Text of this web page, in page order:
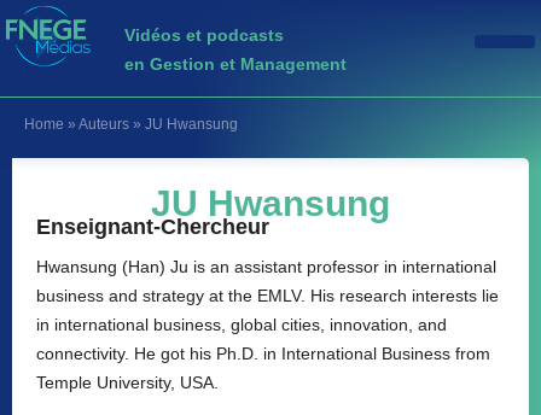
Vidéos et podcasts
en Gestion et Management
Home » Auteurs » JU Hwansung
JU Hwansung
Enseignant-Chercheur
Hwansung (Han) Ju is an assistant professor in international
business and strategy at the EMLV. His research interests lie
in international business, global cities, innovation, and
connectivity. He got his Ph.D. in International Business from
Temple University, USA.